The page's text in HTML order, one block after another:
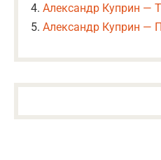
Александр Куприн —
Александр Куприн —